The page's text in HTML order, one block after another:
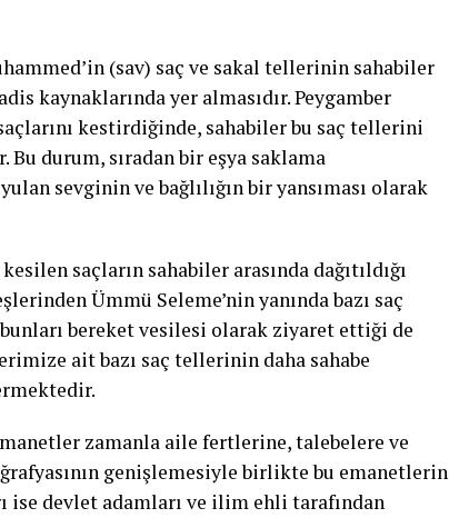
(sav) saç ve sakal tellerinin sahabiler
kaynaklarında yer almasıdır. Peygamber
kestirdiğinde, sahabiler bu saç tellerini
durum, sıradan bir eşya saklama
sevginin ve bağlılığın bir yansıması olarak
saçların sahabiler arasında dağıtıldığı
Ümmü Seleme’nin yanında bazı saç
bereket vesilesi olarak ziyaret ettiği de
ait bazı saç tellerinin daha sahabe
zamanla aile fertlerine, talebelere ve
genişlemesiyle birlikte bu emanetlerin
ise devlet adamları ve ilim ehli tarafından